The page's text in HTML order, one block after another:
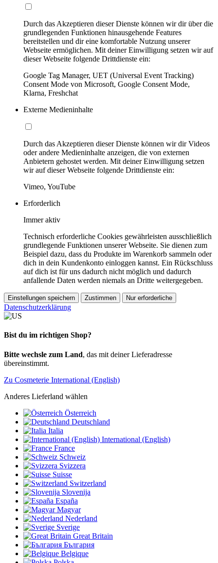
Durch das Akzeptieren dieser Dienste können wir dir über die
grundlegenden Funktionen hinausgehende Features
bereitstellen und dir eine komfortable Nutzung unserer
Webseite ermöglichen. Mit deiner Einwilligung setzen wir auf
dieser Webseite folgende Drittdienste ein:
Google Tag Manager, UET (Universal Event Tracking)
Consent Mode von Microsoft, Google Consent Mode,
Klarna, Freshchat
Externe Medieninhalte
Durch das Akzeptieren dieser Dienste können wir dir Videos
oder andere Medieninhalte anzeigen, die von externen
Anbietern gehostet werden. Mit deiner Einwilligung setzen
wir auf dieser Webseite folgende Drittdienste ein:
Vimeo, YouTube
Erforderlich
Immer aktiv
Technisch erforderliche Cookies gewährleisten ausschließlich
grundlegende Funktionen unserer Webseite. Sie dienen zum
Beispiel dazu, dass du Produkte im Warenkorb sammeln oder
dich in dein Kundenkonto einloggen kannst. Ein Rückschluss
auf dich ist für uns dadurch nicht möglich und dadurch
anfallende Daten werden niemals an Dritte weitergegeben.
Einstellungen speichern Zustimmen Nur erforderliche
Datenschutzerklärung
Bist du im richtigen Shop?
Bitte wechsle zum Land, das mit deiner Lieferadresse
übereinstimmt.
Zu Cosmeterie International (English)
Anderes Lieferland wählen
Österreich
Deutschland
Italia
International (English)
France
Schweiz
Svizzera
Suisse
Switzerland
Slovenija
España
Magyar
Nederland
Sverige
Great Britain
България
Belgique